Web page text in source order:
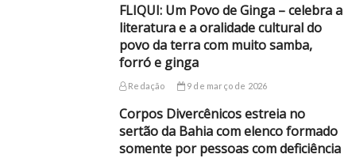
FLIQUI: Um Povo de Ginga – celebra a
literatura e a oralidade cultural do
povo da terra com muito samba,
forró e ginga
Redação 9 de março de 2026
Corpos Divercênicos estreia no
sertão da Bahia com elenco formado
somente por pessoas com deficiência